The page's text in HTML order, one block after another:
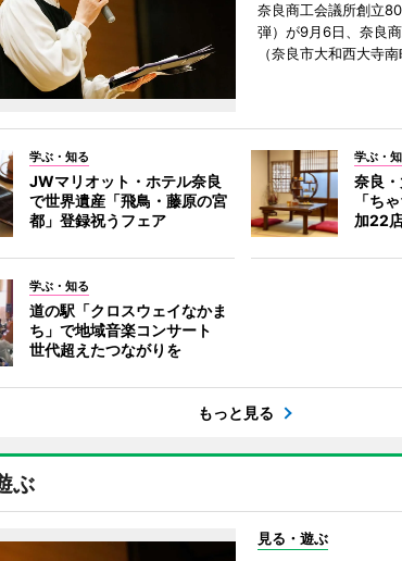
奈良商工会議所創立
弾）が9月6日、奈良
（奈良市大和西大寺
学ぶ・知る
JWマリオット・ホテル奈良
で世界遺産「飛鳥・藤原の宮
都」登録祝うフェア
学ぶ・
奈良
「ち
加22
学ぶ・知る
道の駅「クロスウェイなかま
ち」で地域音楽コンサート
世代超えたつながりを
もっと見る
ぶ
見る・遊ぶ